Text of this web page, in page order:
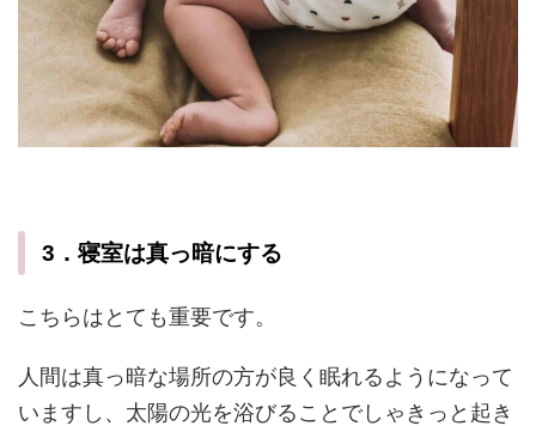
3．寝室は真っ暗にする
こちらはとても重要です。
人間は真っ暗な場所の方が良く眠れるようになって
いますし、太陽の光を浴びることでしゃきっと起き